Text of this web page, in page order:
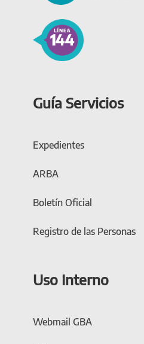
Guía Servicios
Expedientes
ARBA
Boletín Oficial
Registro de las Personas
Uso Interno
Webmail GBA